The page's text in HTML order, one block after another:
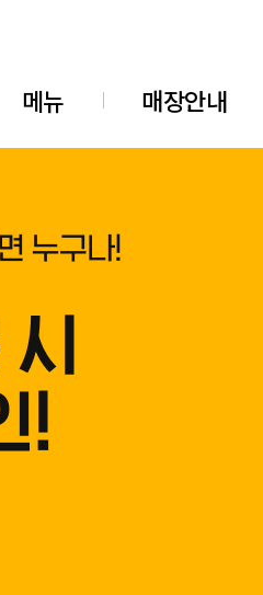
메뉴 매장안내